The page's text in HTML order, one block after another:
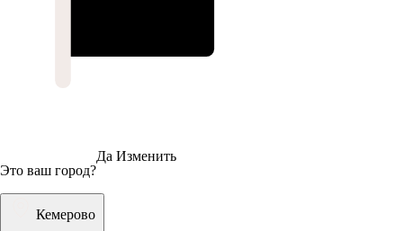
Это ваш город?
Да Изменить
Кемерово